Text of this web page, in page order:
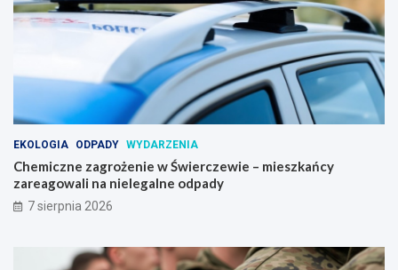
EKOLOGIA ODPADY WYDARZENIA
Chemiczne zagrożenie w Świerczewie – mieszkańcy
zareagowali na nielegalne odpady
7 sierpnia 2026